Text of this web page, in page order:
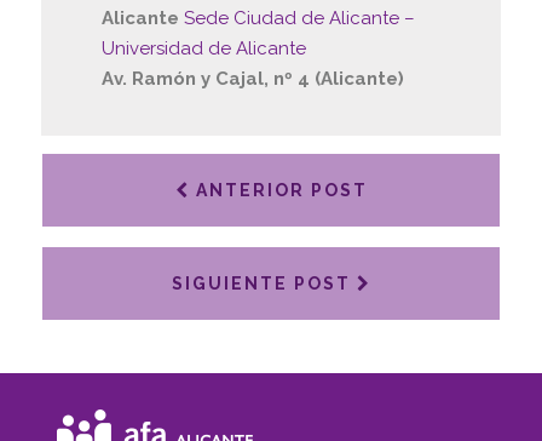
Alicante Sede Ciudad de Alicante –
Universidad de Alicante
Av. Ramón y Cajal, nº 4 (Alicante)
ANTERIOR POST
SIGUIENTE POST